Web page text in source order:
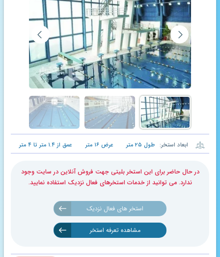
ابعاد استخر: طول ۲۵متر عرض۱۶ متر عمق از۱.۴ متر تا۴ متر
در حال حاضر برای این استخر بلیتی جهت فروش آنلاین در سایت وجود
ندارد. می توانید از خدمات استخرهای فعال نزدیک استفاده نمایید.
استخر های فعال نزدیک
مشاهده تعرفه استخر